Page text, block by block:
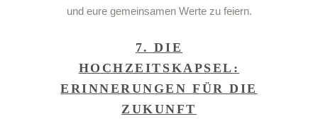
und eure gemeinsamen Werte zu feiern.
7. DIE
HOCHZEITSKAPSEL:
ERINNERUNGEN FÜR DIE
ZUKUNFT